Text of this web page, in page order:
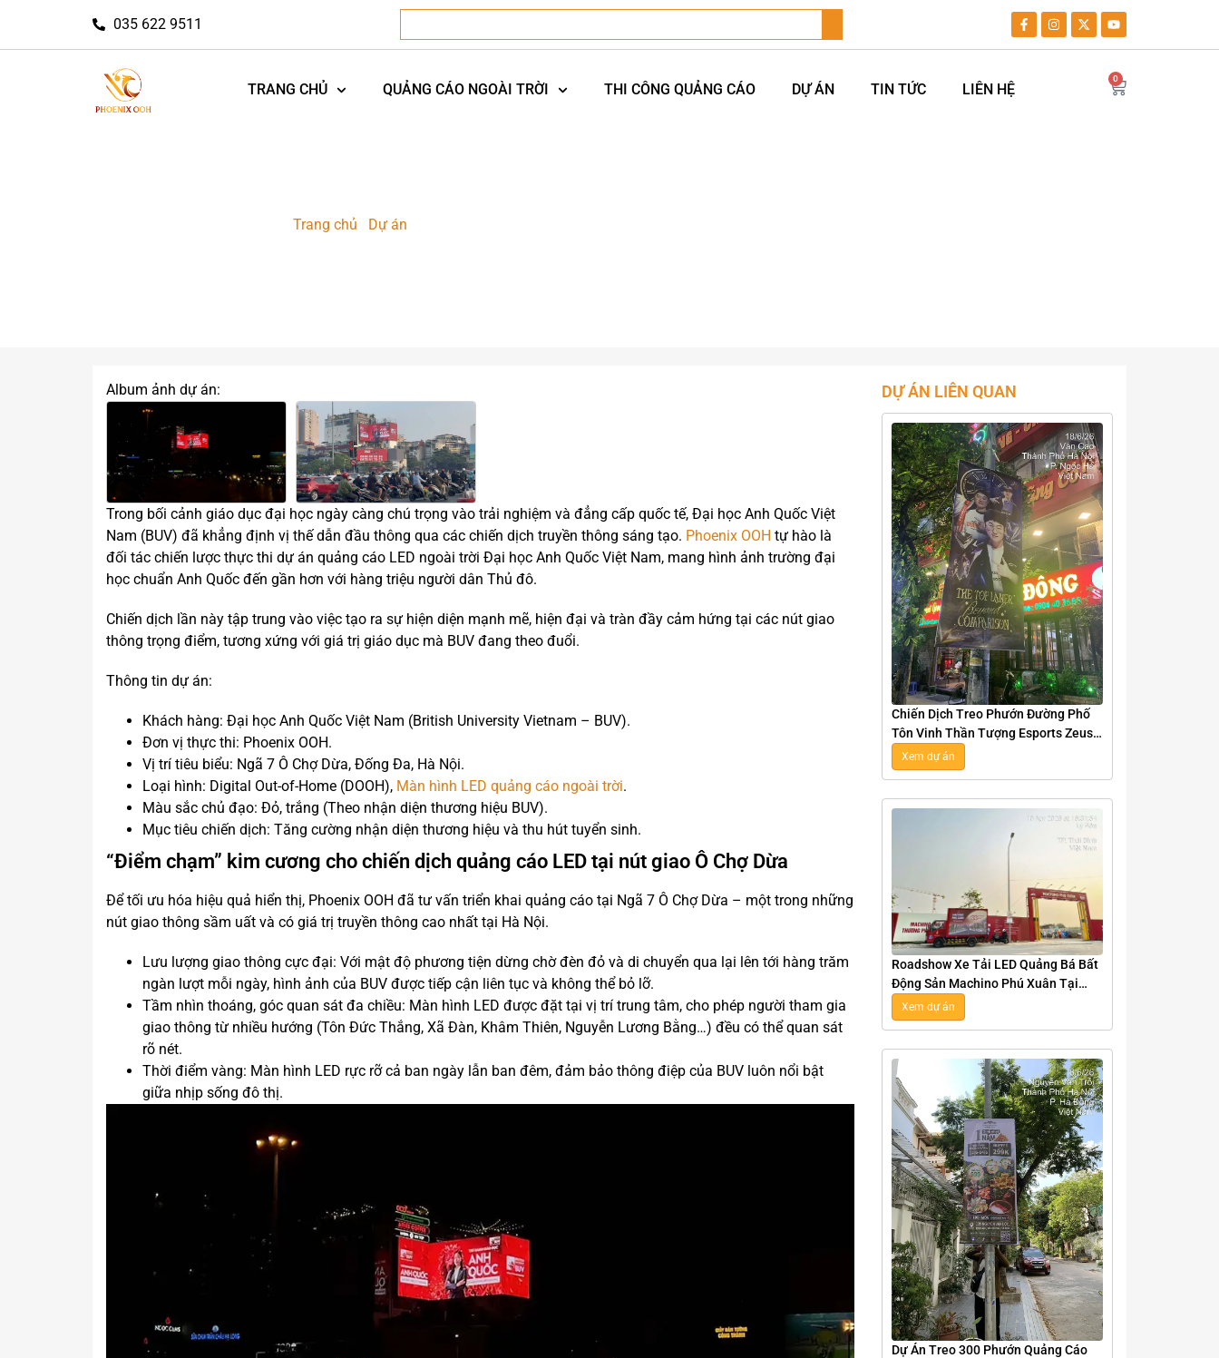
035 622 9511
TRANG CHỦ QUẢNG CÁO NGOÀI TRỜI THI CÔNG QUẢNG CÁO DỰ ÁN TIN TỨC LIÊN HỆ
0
Trang chủ Dự án
Album ảnh dự án:
Trong bối cảnh giáo dục đại học ngày càng chú trọng vào trải nghiệm và đẳng cấp quốc tế, Đại học Anh Quốc Việt
Nam (BUV) đã khẳng định vị thế dẫn đầu thông qua các chiến dịch truyền thông sáng tạo. Phoenix OOH tự hào là
đối tác chiến lược thực thi dự án quảng cáo LED ngoài trời Đại học Anh Quốc Việt Nam, mang hình ảnh trường đại
học chuẩn Anh Quốc đến gần hơn với hàng triệu người dân Thủ đô.
Chiến dịch lần này tập trung vào việc tạo ra sự hiện diện mạnh mẽ, hiện đại và tràn đầy cảm hứng tại các nút giao
thông trọng điểm, tương xứng với giá trị giáo dục mà BUV đang theo đuổi.
Thông tin dự án:
Khách hàng: Đại học Anh Quốc Việt Nam (British University Vietnam – BUV).
Đơn vị thực thi: Phoenix OOH.
Vị trí tiêu biểu: Ngã 7 Ô Chợ Dừa, Đống Đa, Hà Nội.
Loại hình: Digital Out-of-Home (DOOH), Màn hình LED quảng cáo ngoài trời.
Màu sắc chủ đạo: Đỏ, trắng (Theo nhận diện thương hiệu BUV).
Mục tiêu chiến dịch: Tăng cường nhận diện thương hiệu và thu hút tuyển sinh.
“Điểm chạm” kim cương cho chiến dịch quảng cáo LED tại nút giao Ô Chợ Dừa
Để tối ưu hóa hiệu quả hiển thị, Phoenix OOH đã tư vấn triển khai quảng cáo tại Ngã 7 Ô Chợ Dừa – một trong những
nút giao thông sầm uất và có giá trị truyền thông cao nhất tại Hà Nội.
Lưu lượng giao thông cực đại: Với mật độ phương tiện dừng chờ đèn đỏ và di chuyển qua lại lên tới hàng trăm
ngàn lượt mỗi ngày, hình ảnh của BUV được tiếp cận liên tục và không thể bỏ lỡ.
Tầm nhìn thoáng, góc quan sát đa chiều: Màn hình LED được đặt tại vị trí trung tâm, cho phép người tham gia
giao thông từ nhiều hướng (Tôn Đức Thắng, Xã Đàn, Khâm Thiên, Nguyễn Lương Bằng…) đều có thể quan sát
rõ nét.
Thời điểm vàng: Màn hình LED rực rỡ cả ban ngày lẫn ban đêm, đảm bảo thông điệp của BUV luôn nổi bật
giữa nhịp sống đô thị.
DỰ ÁN LIÊN QUAN
Chiến Dịch Treo Phướn Đường Phố
Tôn Vinh Thần Tượng Esports Zeus
Tại Hà Nội
Xem dự án
Roadshow Xe Tải LED Quảng Bá Bất
Động Sản Machino Phú Xuân Tại
Thái Bình
Xem dự án
Dự Án Treo 300 Phướn Quảng Cáo